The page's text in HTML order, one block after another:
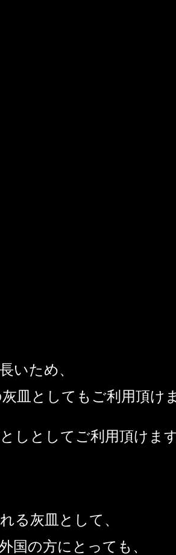
いため、
皿としてもご利用頂け
しとしてご利用頂けま
る灰皿として、
国の方にとっても、